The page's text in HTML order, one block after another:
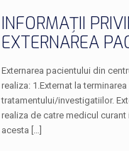
INFORMAȚII
EXTERNAREA
Externarea pacientului din
realiza: 1.Externat la terminarea
tratamentului/investigatiilor.
realiza de catre medicul curant
acesta […]